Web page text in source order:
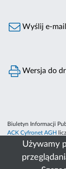
Używamy
Wyślij e-
Wersja do
Biuletyn Informacji
ACK Cyfronet AGH